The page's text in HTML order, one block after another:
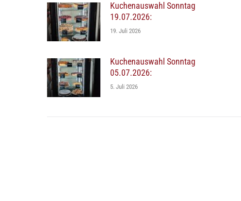
Kuchenauswahl Sonntag
19.07.2026:
19. Juli 2026
Kuchenauswahl Sonntag
05.07.2026:
5. Juli 2026